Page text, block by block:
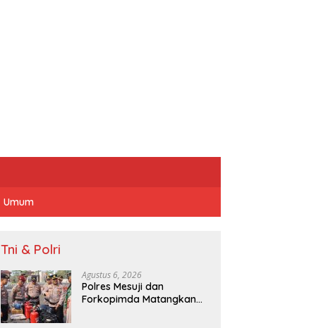
Umum
Tni & Polri
Agustus 6, 2026
Polres Mesuji dan
Forkopimda Matangkan